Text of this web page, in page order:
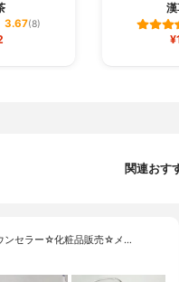
3.67(8)
関連おす
ンセラー☆化粧品販売☆メ…